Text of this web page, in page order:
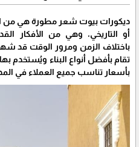
ديكورات بيوت شعر مطورة هي من
أو التاريخي، وهي من الأفكار
باختلاف الزمن ومرور الوقت قد
تقام بأفضل أنواع البناء ويُستخدم
بأسعار تناسب جميع العملاء في